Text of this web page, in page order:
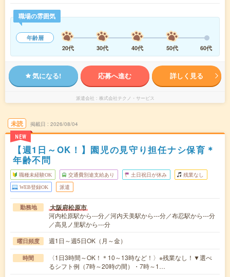
職場の雰囲気
年齢層
20代
30代 40代 50代 60代
気になる! 応募へ進む 詳しく見る
派遣会社 株式会社テクノ・サービス
未読
NEW
掲載日 2026/08/04
【週1日～OK！】園児の見守り担任ナシ保育＊
年齢不問
職種未経験OK 交通費別途支給あり 土日祝日が休み 残業なし
WEB登録OK 派遣
勤務地 大阪府松原市
河内松原駅から---分／河内天美駅から---分／布忍駅から---分
／高見ノ里駅から---分
曜日頻度 週1日～週5日OK（月～金）
時間
〈1日3時間～OK！＊10～13時など！〉※残業なし！▼選べ
るシフト例（7時～20時の間）・7時～1…